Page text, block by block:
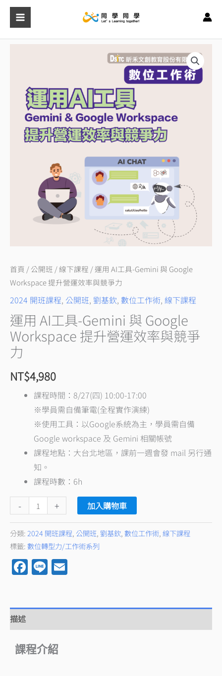
首頁 /公開班 /線下課程 / 運用 AI工具-Gemini 與 Google
Workspace 提升營運效率與競爭力
2024 開班課程, 公開班, 劉基欽, 數位工作術, 線下課程
運用 AI工具-Gemini 與 Google
Workspace 提升營運效率與競爭
力
NT$4,980
課程時間：8/27(四) 10:00-17:00
※學員需自備筆電(全程實作演練)
※使用工具：以Google系統為主，學員需自備
Google workspace 及 Gemini 相關帳號
課程地點：大台北地區，課前一週會發 mail 另行通
知。
課程時數：6h
-
Gemini
與
競
爭
數
量
+ 加入購物車
分類: 2024 開班課程, 公開班, 劉基欽, 數位工作術, 線下課程
標籤:數位轉型力/工作術系列
Facebook
Line
描述
課程介紹